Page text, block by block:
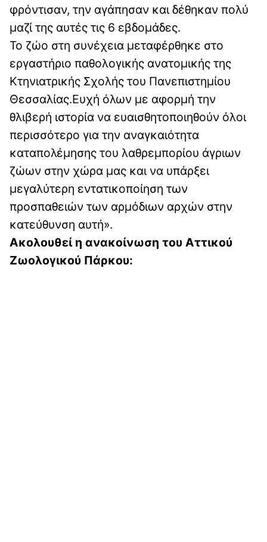
φρόντισαν, την αγάπησαν και δέθηκαν πολύ
μαζί της αυτές τις 6 εβδομάδες.
Το ζώο στη συνέχεια μεταφέρθηκε στο
εργαστήριο παθολογικής ανατομικής της
Κτηνιατρικής Σχολής του Πανεπιστημίου
Θεσσαλίας.Ευχή όλων με αφορμή την
θλιβερή ιστορία να ευαισθητοποιηθούν όλοι
περισσότερο για την αναγκαιότητα
καταπολέμησης του λαθρεμπορίου άγριων
ζώων στην χώρα μας και να υπάρξει
μεγαλύτερη εντατικοποίηση των
προσπαθειών των αρμόδιων αρχών στην
κατεύθυνση αυτή».
Ακολουθεί η ανακοίνωση του Αττικού
Ζωολογικού Πάρκου: